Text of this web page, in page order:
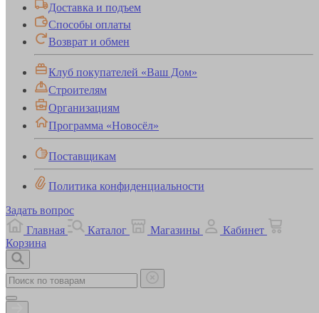
Доставка и подъем
Способы оплаты
Возврат и обмен
Клуб покупателей «Ваш Дом»
Строителям
Организациям
Программа «Новосёл»
Поставщикам
Политика конфиденциальности
Задать вопрос
Главная
Каталог Магазины
Кабинет
Корзина